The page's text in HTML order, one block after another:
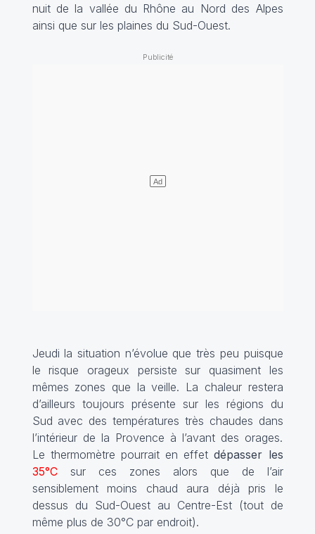
nuit de la vallée du Rhône au Nord des Alpes
ainsi que sur les plaines du Sud-Ouest.
Jeudi la situation n’évolue que très peu puisque
le risque orageux persiste sur quasiment les
mêmes zones que la veille. La chaleur restera
d’ailleurs toujours présente sur les régions du
Sud avec des températures très chaudes dans
l’intérieur de la Provence à l’avant des orages.
Le thermomètre pourrait en effetdépasser les
35°C
sur ces zones alors que de l’air
sensiblement moins chaud aura déjà pris le
dessus du Sud-Ouest au Centre-Est (tout de
même plus de 30°C par endroit).